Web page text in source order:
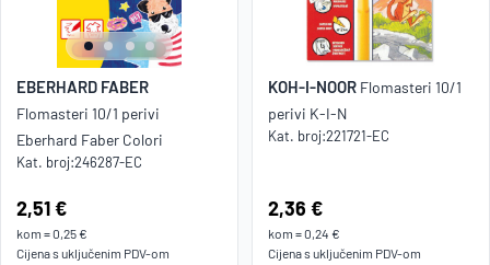
EBERHARD FABER
Flomasteri 10/1 perivi
Eberhard Faber Colori
Kat. broj:246287-EC
Cijena:
2,51 €
kom =0,25 €
Cijena s uključenim PDV-om
KOH-I-NOOR Flomasteri 10/1
perivi K-I-N
Kat. broj:221721-EC
Cijena:
2,36 €
kom =0,24 €
Cijena s uključenim PDV-om